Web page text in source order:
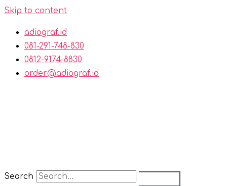
Skip to content
adiograf.id
081-291-748-830
0812-9174-8830
order@adiograf.id
Search